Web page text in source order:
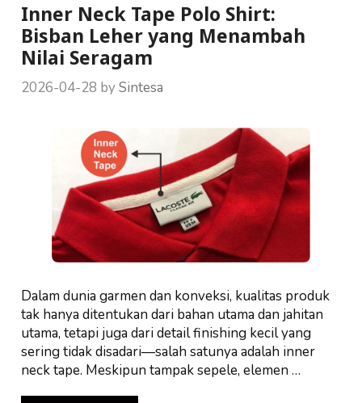
Inner Neck Tape Polo Shirt:
Bisban Leher yang Menambah
Nilai Seragam
2026-04-28 bySintesa
Dalam dunia garmen dan konveksi, kualitas produk
tak hanya ditentukan dari bahan utama dan jahitan
utama, tetapi juga dari detail finishing kecil yang
sering tidak disadari—salah satunya adalah inner
neck tape. Meskipun tampak sepele, elemen …